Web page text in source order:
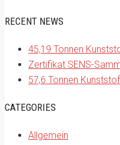
RECENT NEWS
45,19 Tonnen
Zertifikat SENS-
57,6 Tonnen
CATEGORIES
Allgemein